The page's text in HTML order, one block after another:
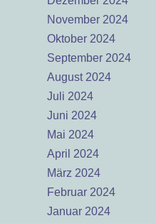
November 2024
Oktober 2024
September 2024
August 2024
Juli 2024
Juni 2024
Mai 2024
April 2024
März 2024
Februar 2024
Januar 2024